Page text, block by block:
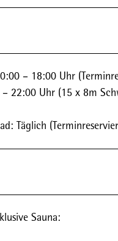
– 18:00 Uhr
22:00 Uhr (15 x 8m
Täglich
Sauna: